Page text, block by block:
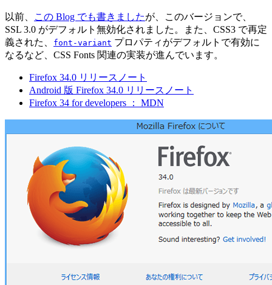
以前、 この Blog でも書きましたが、このバージョンで、
SSL 3.0 がデフォルト無効化されました。また、CSS3 で再定
義された、
font-variant プロパティがデフォルトで有効に
なるなど、CSS Fonts 関連の実装が進んでいます。
Firefox 34.0 リリースノート
Android 版 Firefox 34.0 リリースノート
Firefox 34 for developers ： MDN